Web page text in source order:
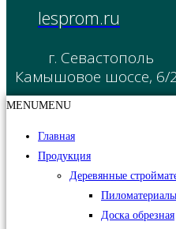
lesprom.ru
г. Севастополь
Камышовое шоссе, 6/
MENUMENU
Главная
Продукция
Деревянные
Доска обрезная